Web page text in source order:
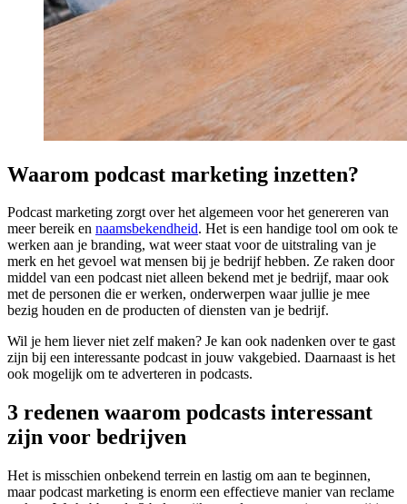
Waarom podcast marketing inzetten?
Podcast marketing zorgt over het algemeen voor het genereren van
meer bereik en naamsbekendheid. Het is een handige tool om ook te
werken aan je branding, wat weer staat voor de uitstraling van je
merk en het gevoel wat mensen bij je bedrijf hebben. Ze raken door
middel van een podcast niet alleen bekend met je bedrijf, maar ook
met de personen die er werken, onderwerpen waar jullie je mee
bezig houden en de producten of diensten van je bedrijf.
Wil je hem liever niet zelf maken? Je kan ook nadenken over te gast
zijn bij een interessante podcast in jouw vakgebied. Daarnaast is het
ook mogelijk om te adverteren in podcasts.
3 redenen waarom podcasts interessant
zijn voor bedrijven
Het is misschien onbekend terrein en lastig om aan te beginnen,
maar podcast marketing is enorm een effectieve manier van reclame